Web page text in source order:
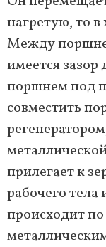
нагретую, то
Между
имеется зазор
поршнем под
совместить
прилегает к
рабочего тела
происходит